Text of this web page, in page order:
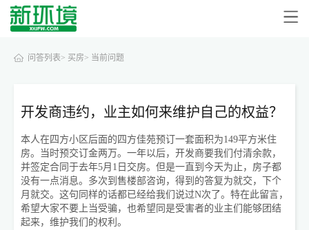
问答列表> 买房> 当前问题
开发商违约，业主如何来维护自己的权益？
本人在四方小区后面的四方佳苑预订一套面积为149平方米住
房。当时预交订金两万。一年以后，开发商要我们付清余款，
并签定合同于去年5月1日交房。但是一直到今天为止，房子都
没有一点消息。多次到售楼部咨询，得到的答复为就交，下个
月就交。这句同样的话都已经给我们说过N次了。特在此留言，
希望大家不要上当受骗，也希望同是受害者的业主们能够团结
起来，维护我们的权利。